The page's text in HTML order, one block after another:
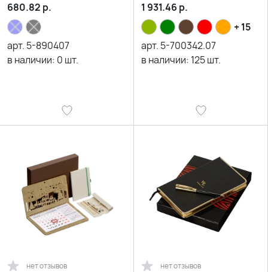
680.82 р.
арт. 5-890407
в наличии: 0 шт.
1 931.46 р.
+ 15
арт. 5-700342.07
в наличии: 125шт.
нет отзывов нет отзывов